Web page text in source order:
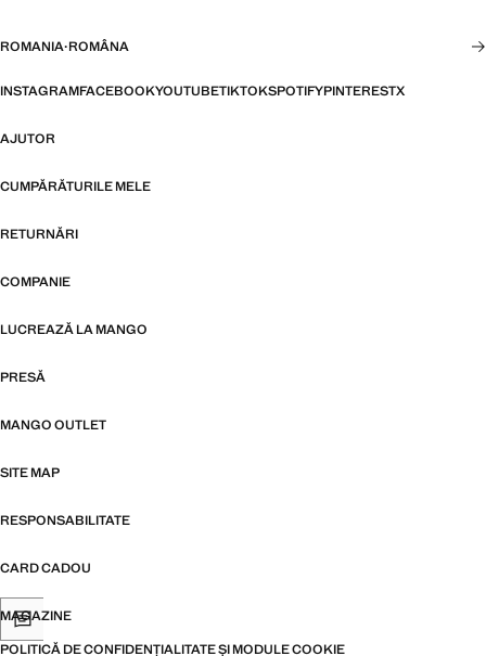
ROMANIA·ROMÂNA
INSTAGRAMFACEBOOKYOUTUBETIKTOKSPOTIFYPINTERESTX
AJUTOR
CUMPĂRĂTURILE MELE
RETURNĂRI
COMPANIE
LUCREAZĂ LA MANGO
PRESĂ
MANGO OUTLET
SITE MAP
RESPONSABILITATE
CARD CADOU
MAGAZINE
POLITICĂ DE CONFIDENȚIALITATE ȘI MODULE COOKIE